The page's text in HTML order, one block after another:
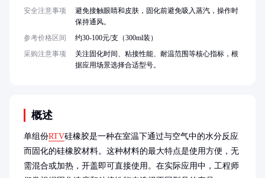
概述
单组份RTV硅橡胶是一种在室温下通过与空气中的水分反应
而固化的硅橡胶材料。这种材料的最大特点是使用方便，无
需混合或加热，开盖即可直接使用。在实际应用中，工程师
安全注意事项
避免接触眼睛和皮肤，固化前避免吸入蒸汽，操作时
保持通风。
参考价格区间
约30-100元/支（300ml装）
采购注意事项
关注固化时间、粘接性能、耐温范围等核心指标，根
据应用场景选择合适型号。